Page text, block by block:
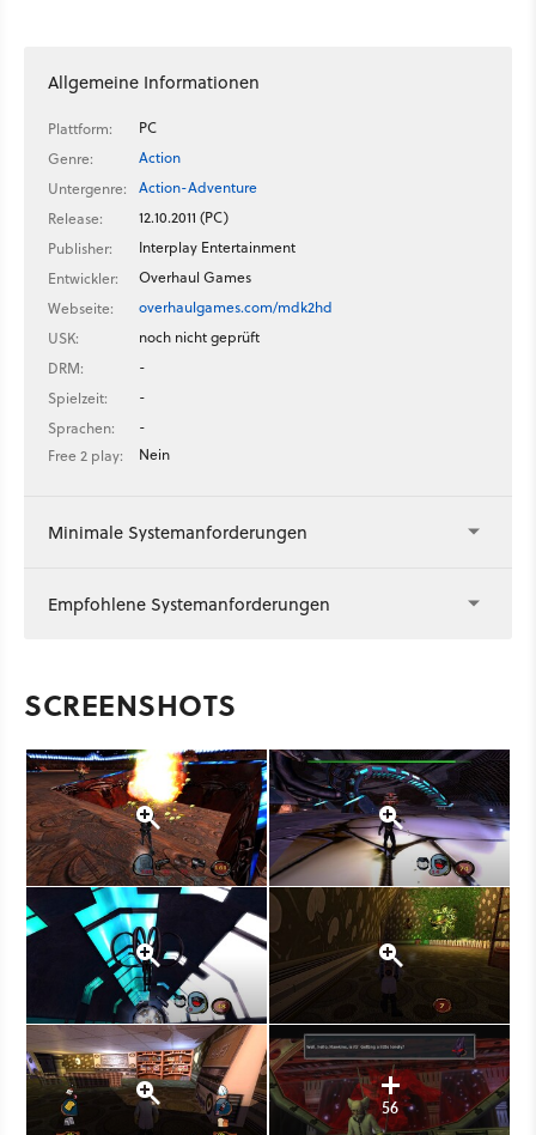
Allgemeine Informationen
Plattform:
PC
Genre:
Action
Untergenre:
Action-Adventure
Release:
12.10.2011 (PC)
Publisher:
Interplay Entertainment
Entwickler:
Overhaul Games
Webseite:
overhaulgames.com/mdk2hd
USK:
noch nicht geprüft
DRM:
-
Spielzeit:
-
Sprachen:
-
Free 2 play:
Nein
Minimale Systemanforderungen
Empfohlene Systemanforderungen
SCREENSHOTS
56